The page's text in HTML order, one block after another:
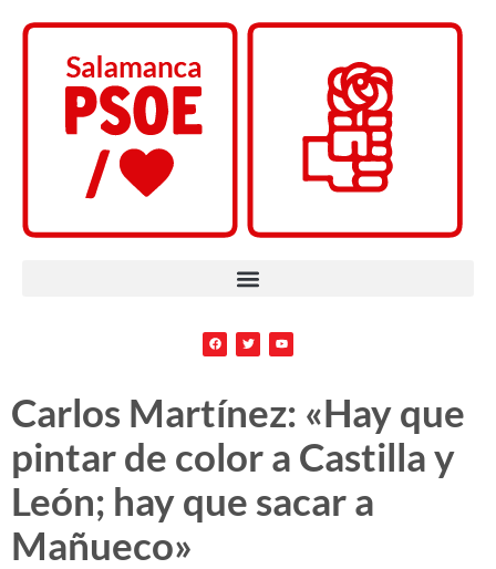
Carlos Martínez: «Hay que
pintar de color a Castilla y
León; hay que sacar a
Mañueco»